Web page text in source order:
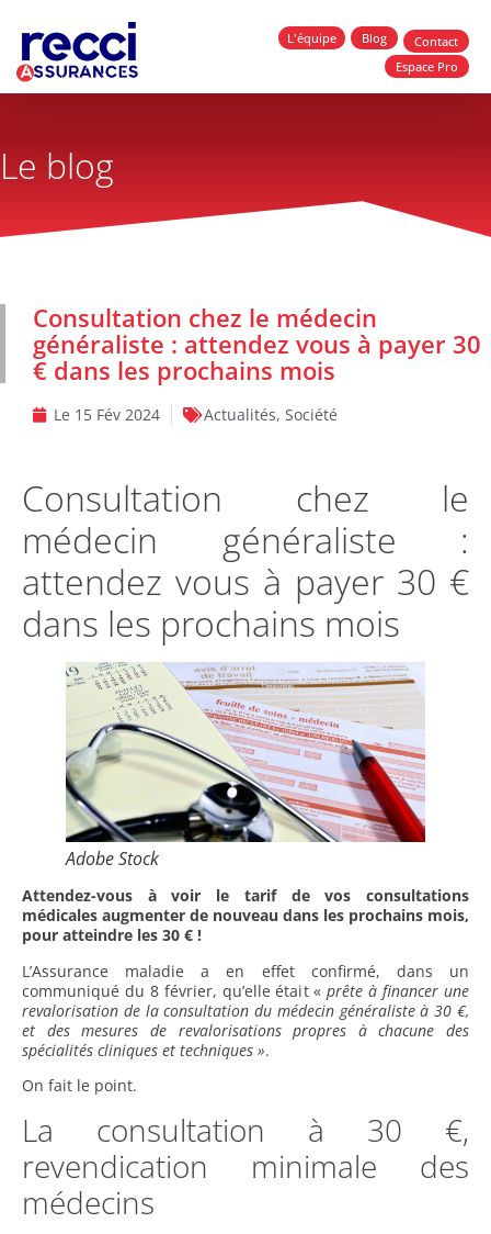
L'équipe Blog
Contact
Espace Pro
Le blog
Consultation chez le médecin
généraliste : attendez vous à payer 30
€ dans les prochains mois
Le 15 Fév 2024 Actualités, Société
Consultation chez le
médecin généraliste :
attendez vous à payer 30 €
dans les prochains mois
Adobe Stock
Attendez-vous à voir le tarif de vos consultations
médicales augmenter de nouveau dans les prochains mois,
pour atteindre les 30 € !
L’Assurance maladie a en effet confirmé, dans un
communiqué du 8 février, qu’elle était «prête à financer une
revalorisation de la consultation du médecin généraliste à 30 €,
et des mesures de revalorisations propres à chacune des
spécialités cliniques et techniques ».
On fait le point.
La consultation à 30 €,
revendication minimale des
médecins